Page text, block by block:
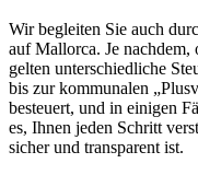
Wir begleiten Sie auch
auf Mallorca. Je nachdem,
gelten unterschiedliche
bis zur kommunalen
besteuert, und in einigen
es, Ihnen jeden Schritt
sicher und transparent ist.